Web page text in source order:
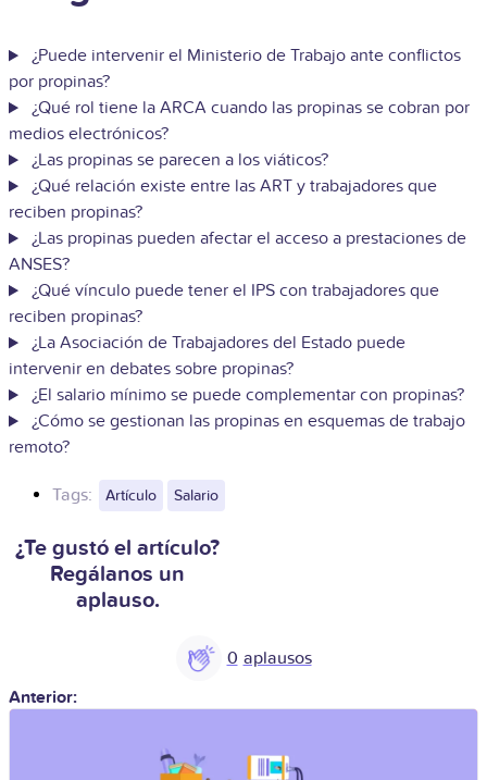
¿Puede intervenir el Ministerio de Trabajo ante conflictos
por propinas?
¿Qué rol tiene la ARCA cuando las propinas se cobran por
medios electrónicos?
¿Las propinas se parecen a los viáticos?
¿Qué relación existe entre las ART y trabajadores que
reciben propinas?
¿Las propinas pueden afectar el acceso a prestaciones de
ANSES?
¿Qué vínculo puede tener el IPS con trabajadores que
reciben propinas?
¿La Asociación de Trabajadores del Estado puede
intervenir en debates sobre propinas?
¿El salario mínimo se puede complementar con propinas?
¿Cómo se gestionan las propinas en esquemas de trabajo
remoto?
Tags: Artículo Salario
¿Te gustó el artículo?
Regálanos un
aplauso.
0
Anterior: